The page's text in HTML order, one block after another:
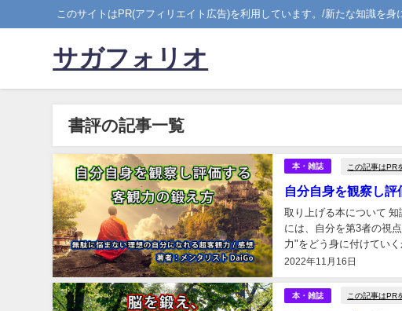
このサイトはPR(アフィリエイト広告)を利用しています。/新たな知識を
サガフォリオ
書評の記事一覧
本・雑誌 この記事はPR
自分自身を観察し
2022年11月16日
取り上げる本について
には、自分を第3者の視
力"をどう身に付けてい
「ムダに悩まない理想の
本・雑誌 この記事はPR